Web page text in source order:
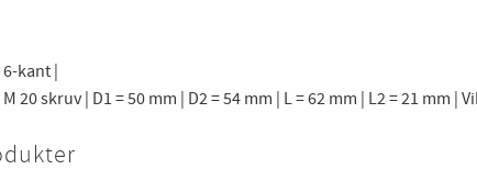
kant |
20 skruv | D1 = 50 mm | D2 = 54 mm | L = 62 mm | L2 = 21 mm |